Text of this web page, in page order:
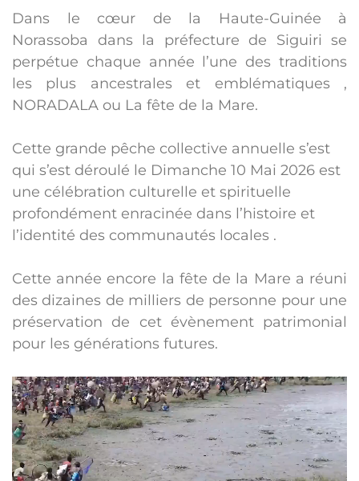
Dans le cœur de la Haute-Guinée à
Norassoba dans la préfecture de Siguiri se
perpétue chaque année l’une des traditions
les plus ancestrales et emblématiques ,
NORADALA ou La fête de la Mare.
Cette grande pêche collective annuelle s’est
qui s’est déroulé le Dimanche 10 Mai 2026 est
une célébration culturelle et spirituelle
profondément enracinée dans l’histoire et
l’identité des communautés locales .
Cette année encore la fête de la Mare a réuni
des dizaines de milliers de personne pour une
préservation de cet évènement patrimonial
pour les générations futures.